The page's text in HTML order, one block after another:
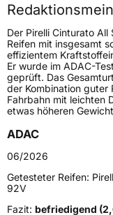
Lastindex88
Höchstlast560 kg
Gewicht (in kg) 7,612
Fahrzeugtyp
Verwendung
Modellname
Der Pirelli Cinturato
Reifen mit insgesamt
effizientem
Er wurde im ADAC-
geprüft. Das
der Kombination guter
Fahrbahn mit leichten
etwas höheren
ADAC
06/2026
Getesteter Reifen:
92V
Fazit: befriedigend